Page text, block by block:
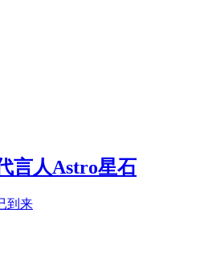
言人Astro星石
到来